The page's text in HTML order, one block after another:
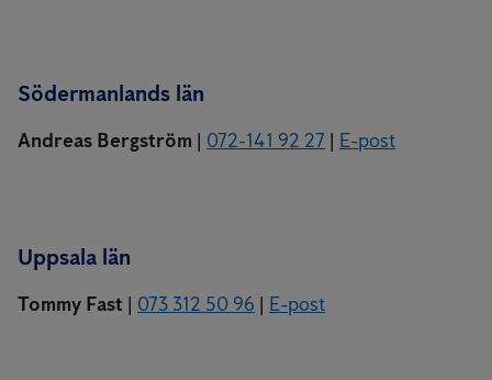
Södermanlands län
Andreas Bergström | 072-141 92 27 | E-post
Uppsala län
Tommy Fast | 073 312 50 96 | E-post